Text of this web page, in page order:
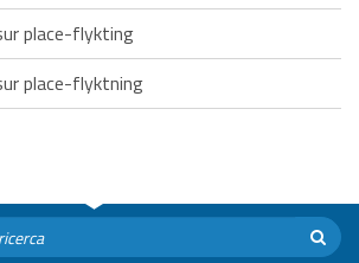
place-flykting
place-flyktning